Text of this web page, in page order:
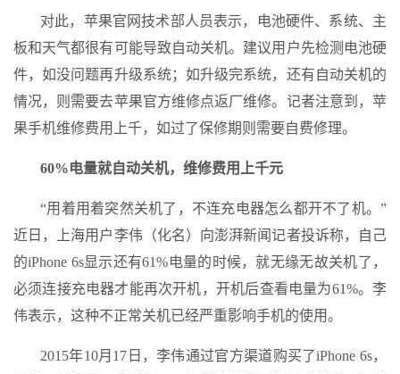
对此，苹果官网技术部人员表示，电池硬件、系统、主
板和天气都很有可能导致自动关机。建议用户先检测电池硬
件，如没问题再升级系统；如升级完系统，还有自动关机的
情况，则需要去苹果官方维修点返厂维修。记者注意到，苹
果手机维修费用上千，如过了保修期则需要自费修理。
60%电量就自动关机，维修费用上千元
“用着用着突然关机了，不连充电器怎么都开不了机。”
近日，上海用户李伟（化名）向澎湃新闻记者投诉称，自己
的iPhone 6s显示还有61%电量的时候，就无缘无故关机了，
必须连接充电器才能再次开机，开机后查看电量为61%。李
伟表示，这种不正常关机已经严重影响手机的使用。
2015年10月17日，李伟通过官方渠道购买了iPhone 6s，